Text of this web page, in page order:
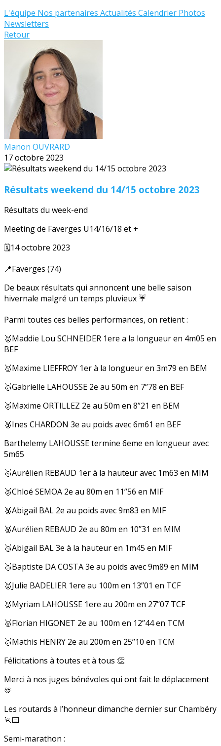
L'équipe Nos partenaires Actualités Calendrier Photos
Newsletters
Retour
Manon OUVRARD
17 octobre 2023
Résultats weekend du 14/15 octobre 2023
Résultats du week-end
Meeting de Faverges U14/16/18 et +
🗓️14 octobre 2023
📍Faverges (74)
De beaux résultats qui annoncent une belle saison
hivernale malgré un temps pluvieux ☔️
Parmi toutes ces belles performances, on retient :
🥇Maddie Lou SCHNEIDER 1ere a la longueur en 4m05 en
BEF
🥇Maxime LIEFFROY 1er à la longueur en 3m79 en BEM
🥈Gabrielle LAHOUSSE 2e au 50m en 7’’78 en BEF
🥈Maxime ORTILLEZ 2e au 50m en 8’’21 en BEM
🥉Ines CHARDON 3e au poids avec 6m61 en BEF
Barthelemy LAHOUSSE termine 6eme en longueur avec
5m65
🥇Aurélien REBAUD 1er à la hauteur avec 1m63 en MIM
🥈Chloé SEMOA 2e au 80m en 11’’56 en MIF
🥈Abigail BAL 2e au poids avec 9m83 en MIF
🥈Aurélien REBAUD 2e au 80m en 10’’31 en MIM
🥉Abigail BAL 3e à la hauteur en 1m45 en MIF
🥉Baptiste DA COSTA 3e au poids avec 9m89 en MIM
🥇Julie BADELIER 1ere au 100m en 13’’01 en TCF
🥇Myriam LAHOUSSE 1ere au 200m en 27’’07 TCF
🥈Florian HIGONET 2e au 100m en 12’’44 en TCM
🥈Mathis HENRY 2e au 200m en 25’’10 en TCM
Félicitations à toutes et à tous 👏
Merci à nos juges bénévoles qui ont fait le déplacement
🫶
Les routards à l’honneur dimanche dernier sur Chambéry
🏃🏻
Semi-marathon :